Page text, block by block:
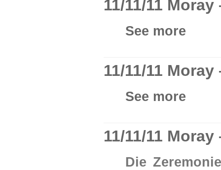
11/11/11
See more
11/11/11
See more
11/11/11
Die